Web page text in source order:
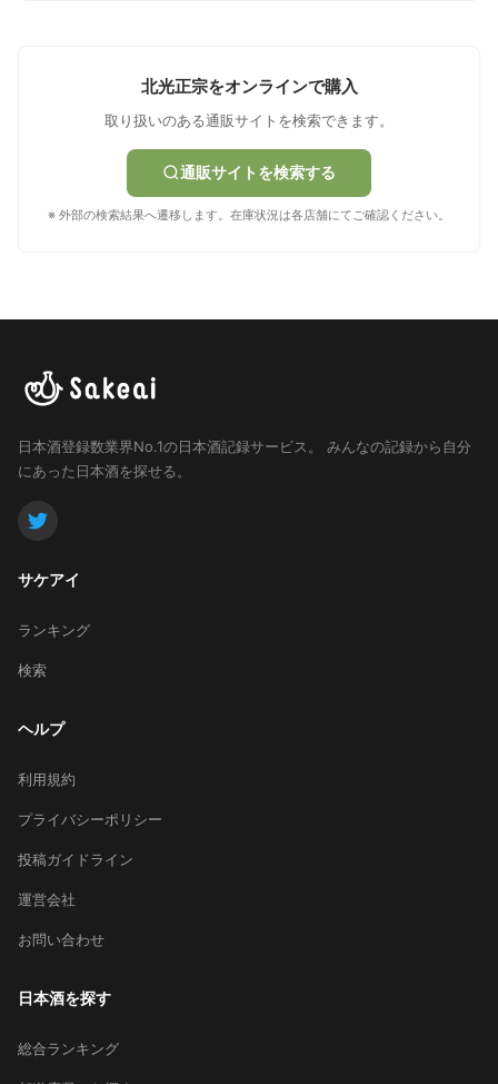
北光正宗をオンラインで購入
取り扱いのある通販サイトを検索できます。
通販サイトを検索する
※ 外部の検索結果へ遷移します。在庫状況は各店舗にてご確認ください。
日本酒登録数業界No.1の日本酒記録サービス。
みんなの記録から自分
にあった日本酒を探せる。
サケアイ
ランキング
検索
ヘルプ
利用規約
プライバシーポリシー
投稿ガイドライン
運営会社
お問い合わせ
日本酒を探す
総合ランキング